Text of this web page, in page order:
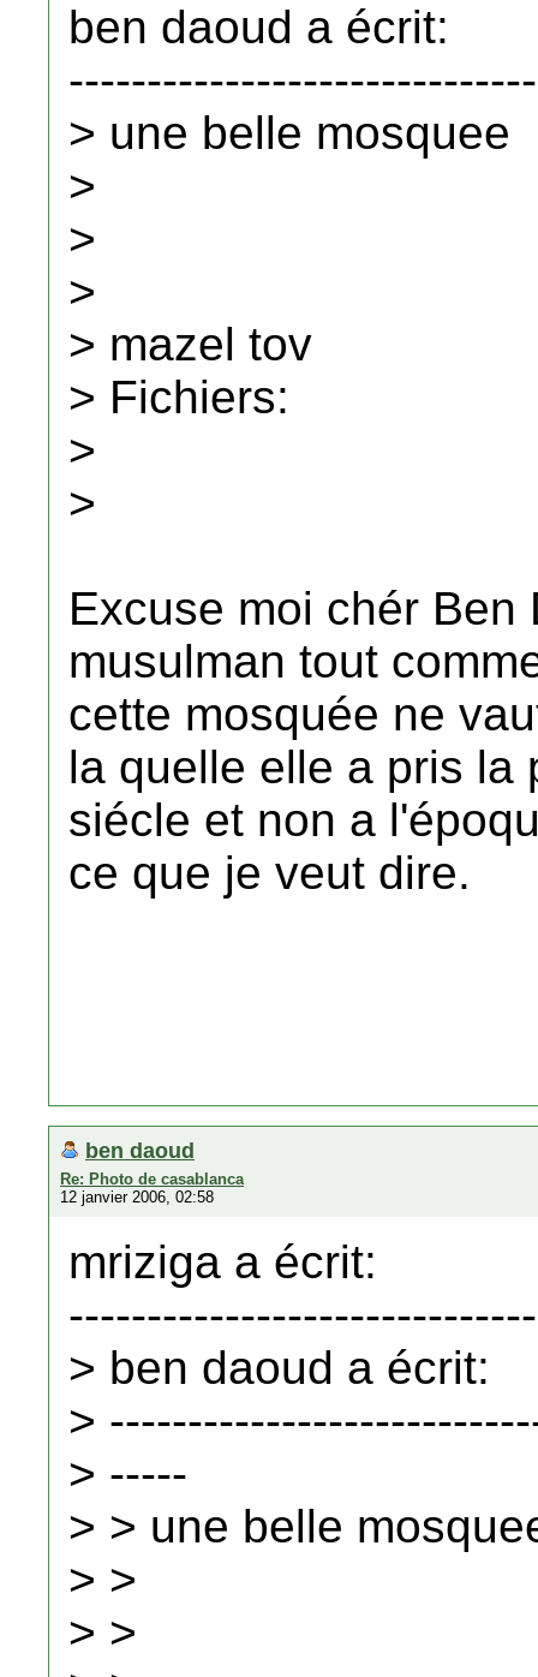
ben daoud a écrit:
> une belle mosquee
>
>
>
> mazel tov
> Fichiers:
>
>
Excuse moi chér
musulman tout
cette mosquée ne
la quelle elle a pris la
siécle et non a
ce que je veut dire.
ben daoud
Re: Photo de casablanca
12 janvier 2006, 02:58
mriziga a écrit:
> ben daoud a écrit:
>
> -----
> > une belle
> >
> >